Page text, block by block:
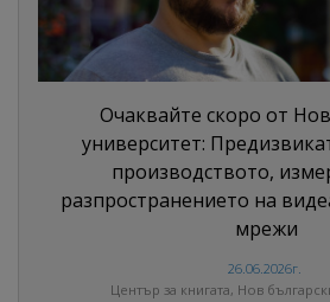
Очаквайте скоро от
университет:
производството,
разпространението на
мрежи
26.06.2026г.
Център за книгата, Нов